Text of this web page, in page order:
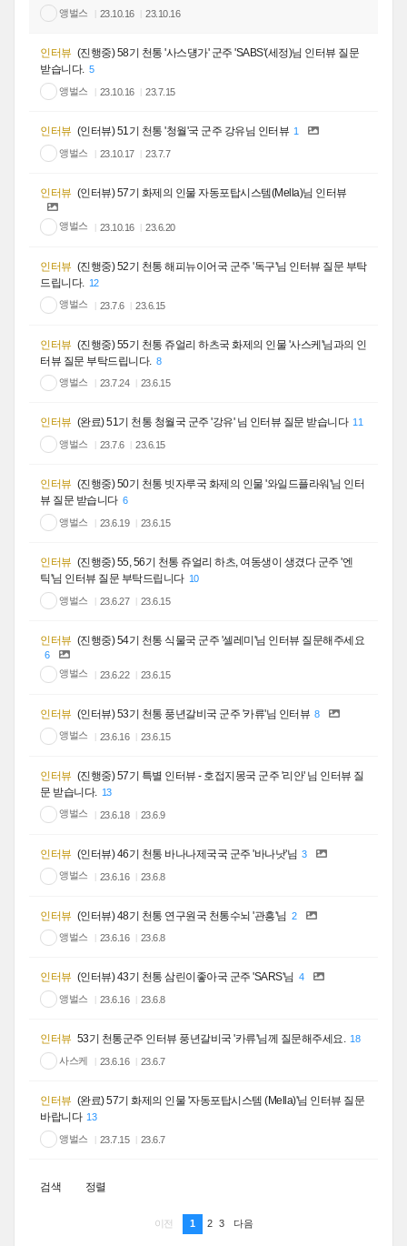
앵벌스
23.10.16 23.10.16
인터뷰 (진행중) 58기 천통 '사스덍가' 군주 'SABS'(세정)님 인터뷰 질문
받습니다. 5
앵벌스
23.10.16 23.7.15
인터뷰 (인터뷰) 51기 천통 '청월'국 군주 강유님 인터뷰 1
앵벌스
23.10.17 23.7.7
인터뷰 (인터뷰) 57기 화제의 인물 자동포탑시스템(Mella)님 인터뷰
앵벌스 23.10.16 23.6.20
인터뷰 (진행중) 52기 천통 해피뉴이어국 군주 '독구'님 인터뷰 질문 부탁
드립니다.
12
앵벌스
23.7.6 23.6.15
인터뷰 (진행중) 55기 천통 쥬얼리 하츠국 화제의 인물 '사스케'님과의 인
터뷰 질문 부탁드립니다. 8
앵벌스
23.7.24 23.6.15
인터뷰 (완료) 51기 천통 청월국 군주 '강유' 님 인터뷰 질문 받습니다 11
앵벌스
23.7.6 23.6.15
인터뷰 (진행중) 50기 천통 빗자루국 화제의 인물 '와일드플라워'님 인터
뷰 질문 받습니다 6
앵벌스
23.6.19 23.6.15
인터뷰 (진행중) 55, 56기 천통 쥬얼리 하츠, 여동생이 생겼다 군주 '엔
틱'님 인터뷰 질문 부탁드립니다 10
앵벌스
23.6.27 23.6.15
인터뷰 (진행중) 54기 천통 식물국 군주 '셀레미'님 인터뷰 질문해주세요
6
앵벌스
23.6.22 23.6.15
인터뷰 (인터뷰) 53기 천통 풍년갈비국 군주 '카류'님 인터뷰 8
앵벌스
23.6.16 23.6.15
인터뷰 (진행중) 57기 특별 인터뷰 - 호접지몽국 군주 '리안' 님 인터뷰 질
문 받습니다.
13
앵벌스
23.6.18 23.6.9
인터뷰 (인터뷰) 46기 천통 바나나제국국 군주 '바나낫'님 3
앵벌스
23.6.16 23.6.8
인터뷰 (인터뷰) 48기 천통 연구원국 천통수뇌 '관흥'님 2
앵벌스
23.6.16 23.6.8
인터뷰 (인터뷰) 43기 천통 삼린이좋아국 군주 'SARS'님 4
앵벌스
23.6.16 23.6.8
인터뷰 53기 천통군주 인터뷰 풍년갈비국 '카류'님께 질문해주세요. 18
사스케
23.6.16 23.6.7
인터뷰 (완료) 57기 화제의 인물 '자동포탑시스템 (Mella)'님 인터뷰 질문
바랍니다 13
앵벌스
23.7.15 23.6.7
검색 정렬
이전 1 2 3 다음